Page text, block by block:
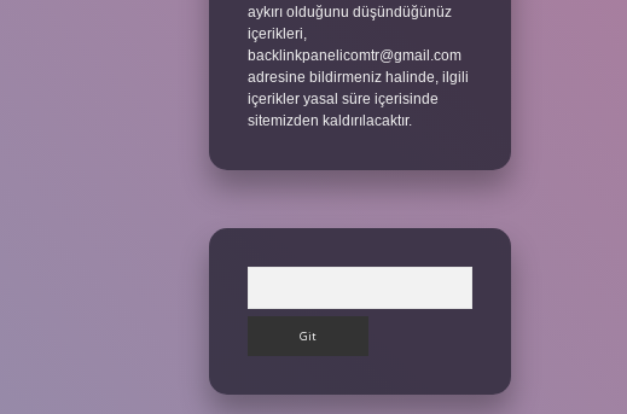
aykırı olduğunu düşündüğünüz
içerikleri,
backlinkpanelicomtr@gmail.com
adresine bildirmeniz halinde, ilgili
içerikler yasal süre içerisinde
sitemizden kaldırılacaktır.